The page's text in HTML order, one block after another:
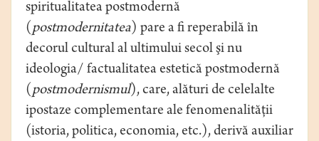
spiritualitatea postmodernă
(postmodernitatea) pare a fi reperabilă în
decorul cultural al ultimului secol şi nu
ideologia/ factualitatea estetică postmodernă
(postmodernismul), care, alături de celelalte
ipostaze complementare ale fenomenalităţii
(istoria, politica, economia, etc.), derivă auxiliar